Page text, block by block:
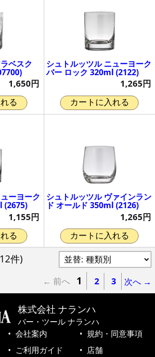
ベスク
1,650円
る
シュトルッツル ニューヨーク
バー ロック 320ml (2122)
1,265円
カートに入れる
ーヨーク
(2675)
1,155円
る
シュトルッツル ヴァインラン
ド オールド 350ml (2126)
1,265円
カートに入れる
件)
← 前へ 1 2 3 次へ →
株式会社 ナランハ
バー・ツール ナランハ
会社案内
規約・同意事項
ご利用ガイド 店舗